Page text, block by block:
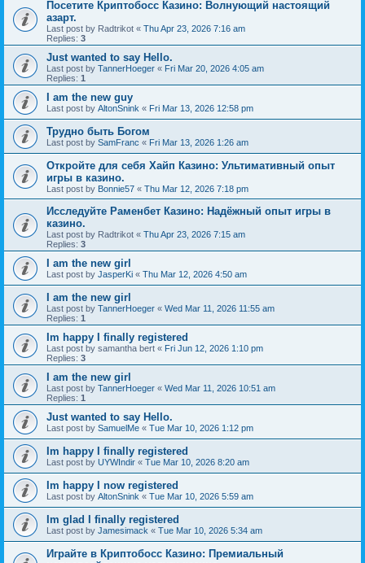
Посетите Криптобосс Казино: Волнующий настоящий
азарт.
Last post by Radtrikot « Thu Apr 23, 2026 7:16 am
Replies: 3
Just wanted to say Hello.
Last post by TannerHoeger « Fri Mar 20, 2026 4:05 am
Replies: 1
I am the new guy
Last post by AltonSnink « Fri Mar 13, 2026 12:58 pm
Трудно быть Богом
Last post by SamFranc « Fri Mar 13, 2026 1:26 am
Откройте для себя Хайп Казино: Ультимативный опыт
игры в казино.
Last post by Bonnie57 « Thu Mar 12, 2026 7:18 pm
Исследуйте Раменбет Казино: Надёжный опыт игры в
казино.
Last post by Radtrikot « Thu Apr 23, 2026 7:15 am
Replies: 3
I am the new girl
Last post by JasperKi « Thu Mar 12, 2026 4:50 am
I am the new girl
Last post by TannerHoeger « Wed Mar 11, 2026 11:55 am
Replies: 1
Im happy I finally registered
Last post by samantha bert « Fri Jun 12, 2026 1:10 pm
Replies: 3
I am the new girl
Last post by TannerHoeger « Wed Mar 11, 2026 10:51 am
Replies: 1
Just wanted to say Hello.
Last post by SamuelMe « Tue Mar 10, 2026 1:12 pm
Im happy I finally registered
Last post by UYWIndir « Tue Mar 10, 2026 8:20 am
Im happy I now registered
Last post by AltonSnink « Tue Mar 10, 2026 5:59 am
Im glad I finally registered
Last post by Jamesimack « Tue Mar 10, 2026 5:34 am
Играйте в Криптобосс Казино: Премиальный